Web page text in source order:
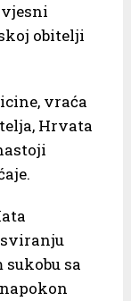
obitelji
vraća
Hrvata
sviranju
sa